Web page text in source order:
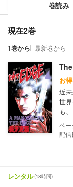
巻読み
現在2巻
1巻から 最新巻から
お
近
世
も
配信
レンタル(48時間)